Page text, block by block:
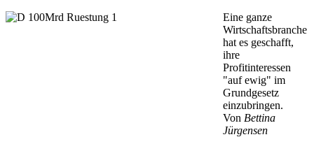
Eine ganze
Wirtschaftsbranche
hat es geschafft,
ihre
Profitinteressen
"auf ewig" im
Grundgesetz
einzubringen.
Von Bettina
Jürgensen